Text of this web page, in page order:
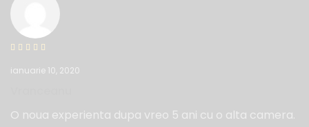
ianuarie 10, 2020
O noua experienta dupa vreo 5 ani cu o alta camera.